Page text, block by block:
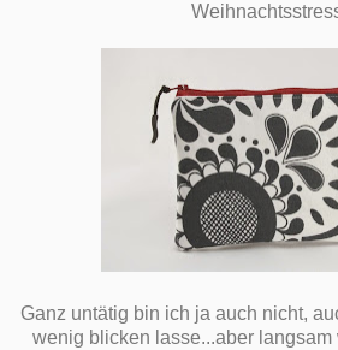
Ganz untätig bin ich ja auch nicht,
wenig blicken lasse...aber langsam